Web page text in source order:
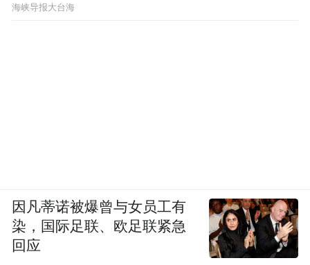
​海峡导报大台海
因凡蒂诺被爆曾与女员工有
染，国际足联、欧足联紧急
回应